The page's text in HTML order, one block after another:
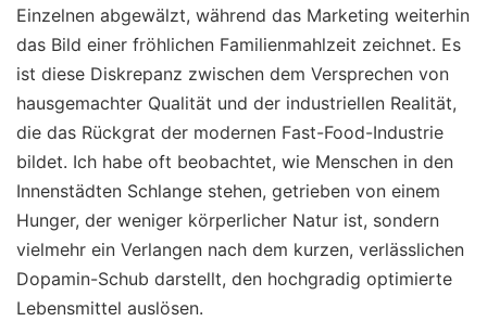
Einzelnen abgewälzt, während das Marketing weiterhin
das Bild einer fröhlichen Familienmahlzeit zeichnet. Es
ist diese Diskrepanz zwischen dem Versprechen von
hausgemachter Qualität und der industriellen Realität,
die das Rückgrat der modernen Fast-Food-Industrie
bildet. Ich habe oft beobachtet, wie Menschen in den
Innenstädten Schlange stehen, getrieben von einem
Hunger, der weniger körperlicher Natur ist, sondern
vielmehr ein Verlangen nach dem kurzen, verlässlichen
Dopamin-Schub darstellt, den hochgradig optimierte
Lebensmittel auslösen.